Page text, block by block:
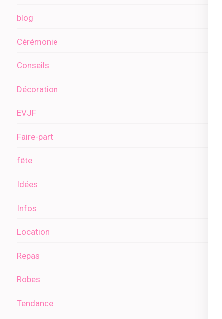
blog
Cérémonie
Conseils
Décoration
EVJF
Faire-part
fête
Idées
Infos
Location
Repas
Robes
Tendance